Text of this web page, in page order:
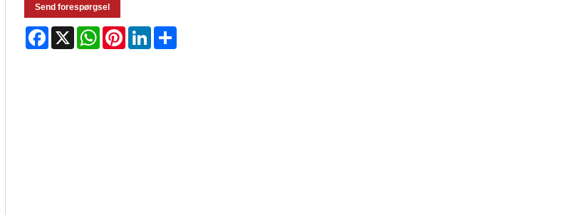
Send forespørgsel
Facebook
X WhatsAppPinterestLinkedIn